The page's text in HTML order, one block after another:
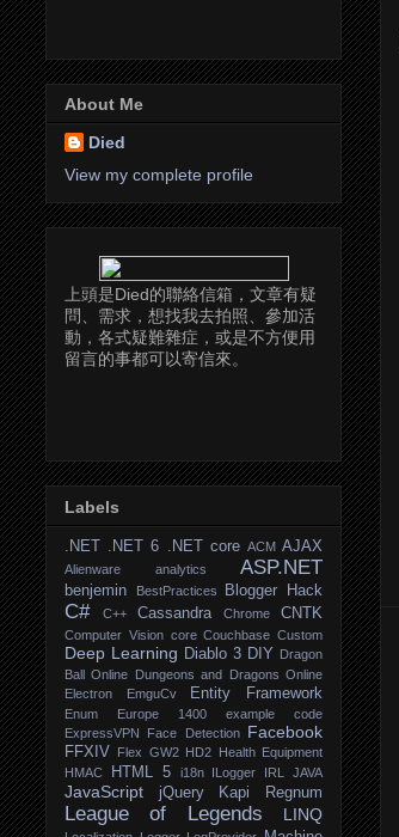
About Me
Died
View my complete profile
上頭是Died的聯絡信箱，文章有疑
問、需求，想找我去拍照、參加活
動，各式疑難雜症，或是不方便用
留言的事都可以寄信來。
Labels
.NET .NET 6 .NET core ACM AJAX
Alienware analytics ASP.NET
benjemin BestPractices Blogger Hack
C# C++ Cassandra Chrome CNTK
Computer Vision core Couchbase Custom
Deep Learning Diablo 3 DIY Dragon
Ball Online Dungeons and Dragons Online
Electron
EmguCv Entity Framework
Enum Europe 1400
example code
ExpressVPN
Face Detection Facebook
FFXIV Flex GW2 HD2 Health Equipment
HMAC
HTML 5 i18n ILogger IRL JAVA
JavaScript jQuery Kapi Regnum
League of Legends LINQ